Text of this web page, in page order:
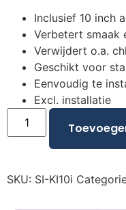
Inclusief 10 inch
Verbetert smaak
Verwijdert o.a.
Geschikt voor
Eenvoudig te
Excl. installatie
SKU: SI-KI10i